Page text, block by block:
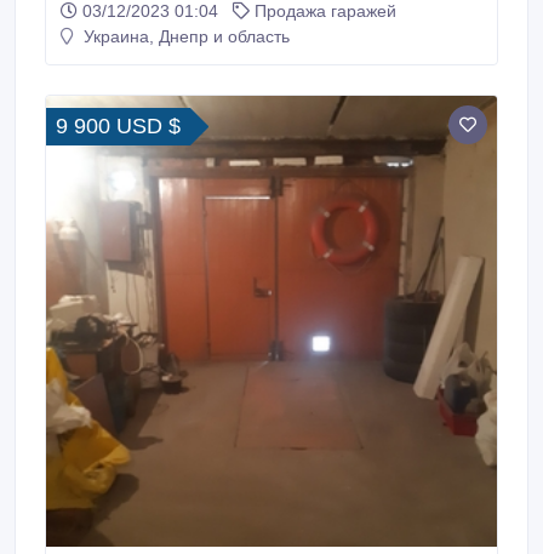
ключевой действие на пути следования к
получению прав на вождение. В Екатеринбурге
обучение контролю над автомобилем? Обучение
вождению в Екатеринбурге -
03/12/2023 01:04
Продажа гаражей
Украина, Днепр и область
9 900 USD $